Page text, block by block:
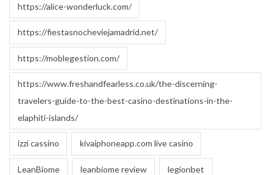
https://alice-wonderluck.com/
https://fiestasnocheviejamadrid.net/
https://moblegestion.com/
https://www.freshandfearless.co.uk/the-discerning-
travelers-guide-to-the-best-casino-destinations-in-the-
elaphiti-islands/
izzi cassino kivaiphoneapp.com live casino
LeanBiome leanbiome review legionbet